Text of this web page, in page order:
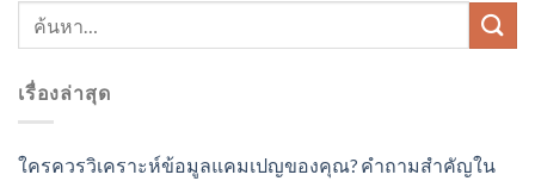
เรื่องล่าสุด
ใครควรวิเคราะห์ข้อมูลแคมเปญของคุณ? คำถามสำคัญใน